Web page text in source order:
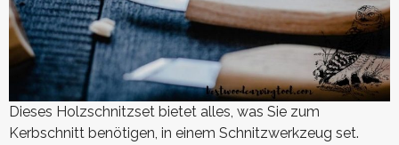
Dieses Holzschnitzset bietet alles, was Sie zum
Kerbschnitt benötigen, in einem Schnitzwerkzeug set.